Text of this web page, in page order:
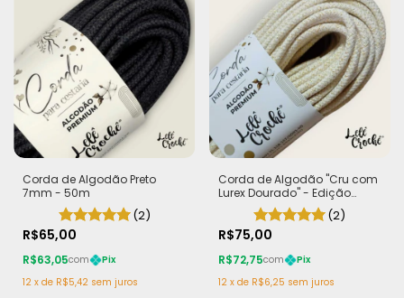
Corda de Algodão Preto
7mm - 50m
(2)
R$65,00
R$63,05com
Pix
12 x de R$5,42 sem juros
Corda de Algodão "Cru com
Lurex Dourado" - Edição
Limitada | 100% Algodão
(2)
R$75,00
R$72,75com
Pix
12 x de R$6,25 sem juros